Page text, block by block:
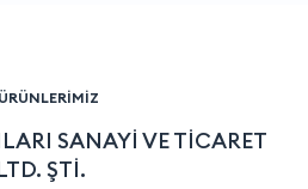
ÜRÜNLERİMİZ
SANAYİ VE TİCARET
ŞTİ.